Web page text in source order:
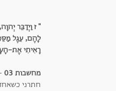
" ז וַיְדַבֵּר
לָהֶם, עֵגֶל
רָאִיתִי אֶת-
מחשבות 03
חתרני